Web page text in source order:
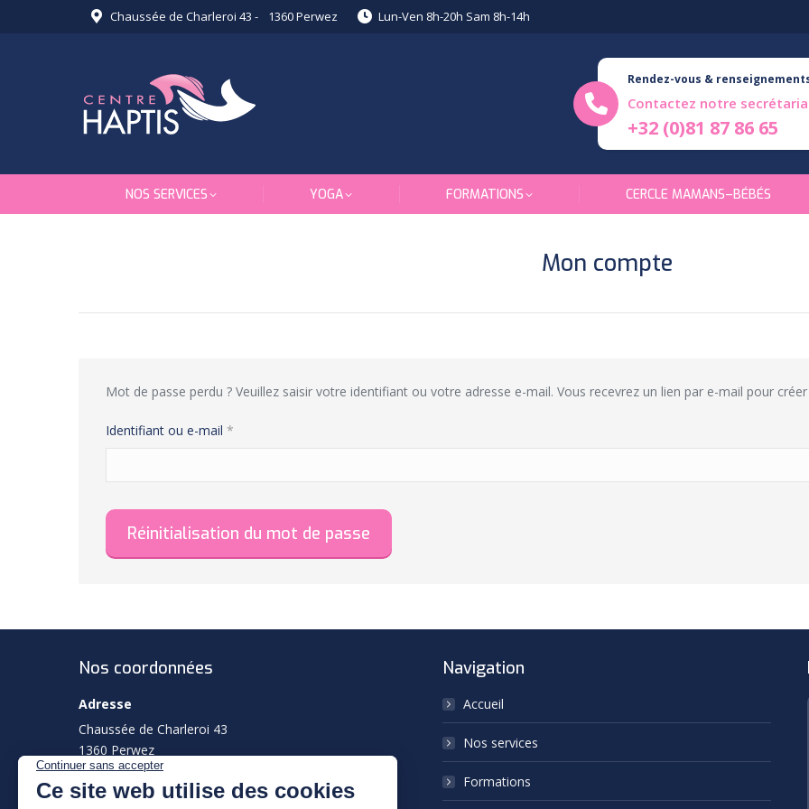
Chaussée de Charleroi 43 - 1360 Perwez Lun-Ven 8h-20h Sam 8h-14h
Rendez-vous &
Contactez notre
+32 (0)81 87 86 65
NOS SERVICES YOGA FORMATIONS CERCLE MAMANS–BÉBÉS
Mon compte
Mot de passe perdu ? Veuillez saisir votre identifiant ou votre adresse e-mail. Vous recevrez un lien par e-mail pour
Identifiant ou e-mail *
Réinitialisation du mot de passe
Nos coordonnées
Adresse
Chaussée de Charleroi 43
1360 Perwez
Téléphone
Navigation
Accueil
Nos services
Formations